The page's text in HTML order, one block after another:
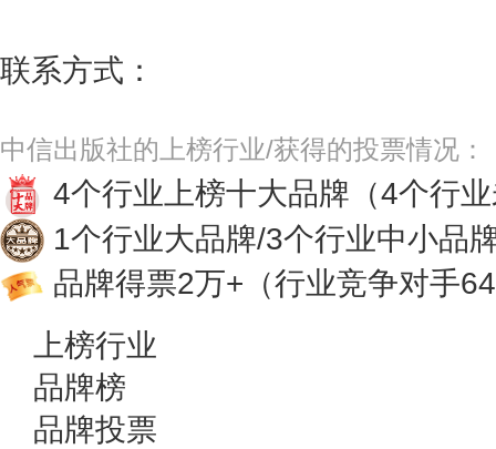
联系方式：
中信出版社的上榜行业/获得的投票情况：
4个行业上榜十大品牌 （4个行
1个行业大品牌/3个行业中小品
品牌得票2万+ （行业竞争对手
上榜行业
品牌榜
品牌投票